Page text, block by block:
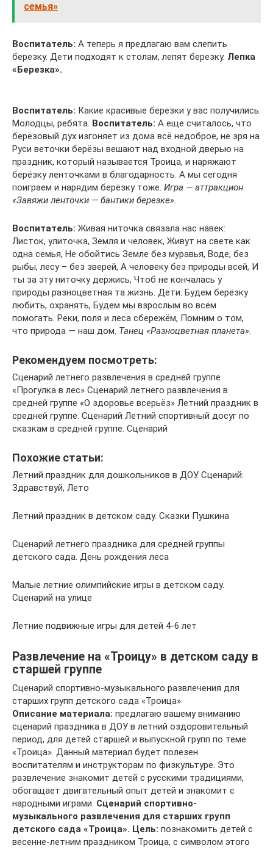
семья»
Воспитатель: А теперь я предлагаю вам слепить
березку. Дети подходят к столам, лепят березку. Лепка
«Березка».
Воспитатель: Какие красивые березки у вас получились.
Молодцы, ребята. Воспитатель: А еще считалось, что
берёзовый дух изгоняет из дома всё недоброе, не зря на
Руси веточки берёзы вешают над входной дверью на
праздник, который называется Троица, и наряжают
берёзку ленточками в благодарность. А мы сегодня
поиграем и нарядим берёзку тоже. Игра — аттракцион
«Завяжи ленточки — бантики березке».
Воспитатель: Живая ниточка связала нас навек:
Листок, улиточка, Земля и человек, Живут на свете как
одна семья, Не обойтись Земле без муравья, Воде, без
рыбы, лесу – без зверей, А человеку без природы всей, И
ты за эту ниточку держись, Чтоб не кончалась у
природы разноцветная та жизнь. Дети: Будем берёзку
любить, охранять, Будем мы взрослым во всём
помогать. Реки, поля и леса сбережём, Помним о том,
что природа — наш дом. Танец «Разноцветная планета».
Рекомендуем посмотреть:
Сценарий летнего развлечения в средней группе
«Прогулка в лес» Сценарий летнего развлечения в
средней группе «О здоровье всерьёз» Летний праздник в
средней группе. Сценарий Летний спортивный досуг по
сказкам в средней группе. Сценарий
Похожие статьи:
Летний праздник для дошкольников в ДОУ. Сценарий:
Здравствуй, Лето
Летний праздник в детском саду. Сказки Пушкина
Сценарий летнего праздника для средней группы
детского сада. День рождения леса
Малые летние олимпийские игры в детском саду.
Сценарий на улице
Летние подвижные игры для детей 4-6 лет
Развлечение на «Троицу» в детском саду в
старшей группе
Сценарий спортивно-музыкального развлечения для
старших групп детского сада «Троица»
Описание материала: предлагаю вашему вниманию
сценарий праздника в ДОУ в летний оздоровительный
период, для детей старшей и выпускной групп по теме
«Троица». Данный материал будет полезен
воспитателям и инструкторам по физкультуре. Это
развлечение знакомит детей с русскими традициями,
обогащает двигательный опыт детей и знакомит с
народными играми. Сценарий спортивно-
музыкального развлечения для старших групп
детского сада «Троица». Цель: познакомить детей с
весенне-летним праздником Троица, с символом этого